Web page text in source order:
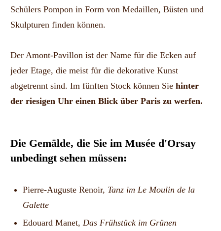
Schülers Pompon in Form von Medaillen, Büsten und
Skulpturen finden können.
Der Amont-Pavillon ist der Name für die Ecken auf
jeder Etage, die meist für die dekorative Kunst
abgetrennt sind. Im fünften Stock können Sie hinter
der riesigen Uhr einen Blick über Paris zu werfen.
Die Gemälde, die Sie im Musée d'Orsay
unbedingt sehen müssen:
Pierre-Auguste Renoir, Tanz im Le Moulin de la
Galette
Edouard Manet, Das Frühstück im Grünen